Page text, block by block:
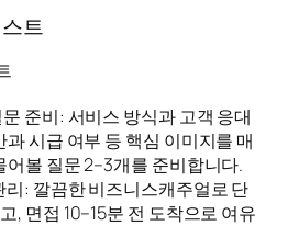
트
준비: 서비스 방식과 고객 응대
과 시급 여부 등 핵심 이미지를 매
어볼 질문 2–3개를 준비합니다.
리: 깔끔한 비즈니스캐주얼로 단
, 면접 10–15분 전 도착으로 여유